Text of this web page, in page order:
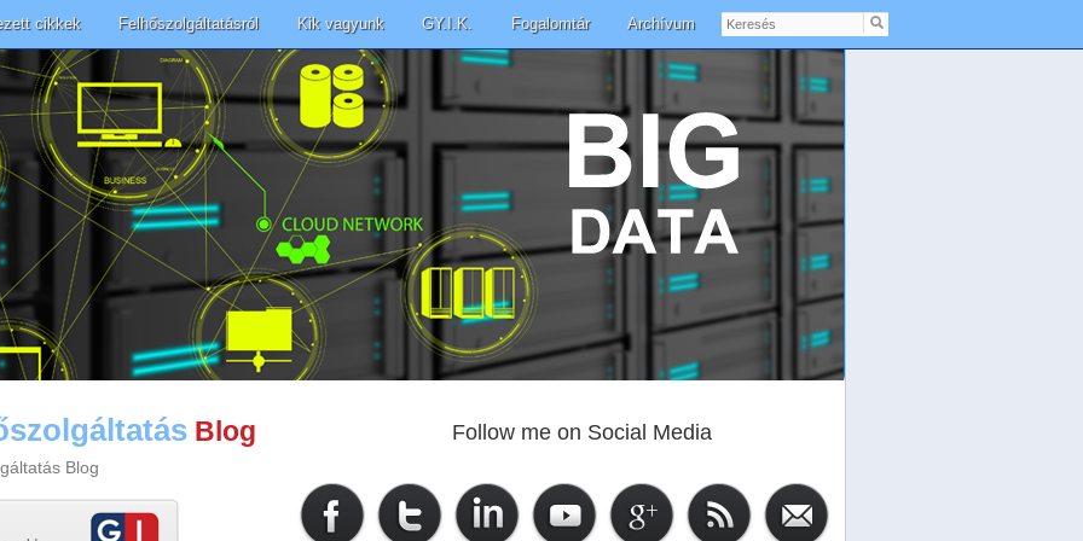
cikkek Felhőszolgáltatásról Kik vagyunk GY.I.K. Fogalomtár Archívum
Keresés
Blog
Blog
Follow me on Social Media